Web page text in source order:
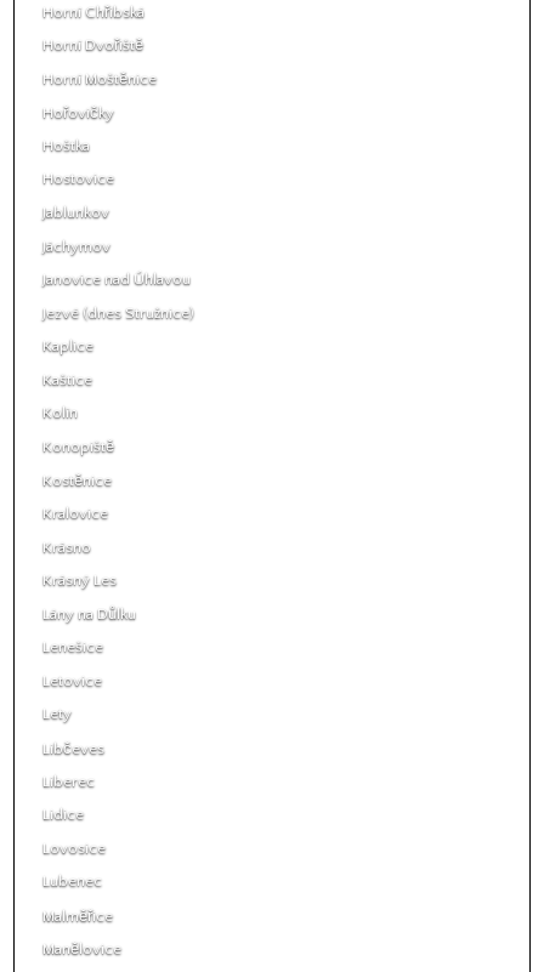
Horní Chřibská
Horní Dvořiště
Horní Moštěnice
Hořovičky
Hoštka
Hostovice
Jablunkov
Jáchymov
Janovice nad Úhlavou
Jezvé (dnes Stružnice)
Kaplice
Kaštice
Kolín
Konopiště
Kostěnice
Kralovice
Krásno
Krásný Les
Lány na Důlku
Lenešice
Letovice
Lety
Libčeves
Liberec
Lidice
Lovosice
Lubenec
Malměřice
Manělovice